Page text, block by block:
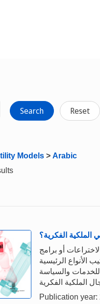
Search Reset
Models > Arabic
الملكية الفكرية؟
أو برامج
الأنواع الرئيسية
للخدمات والسياسة
Publication year: